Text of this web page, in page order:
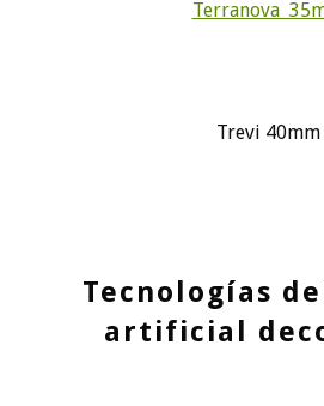
Terranova
Trevi 40mm
Tecnologías
artificial